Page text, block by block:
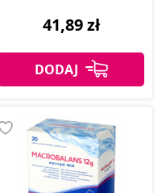
41,89 zł